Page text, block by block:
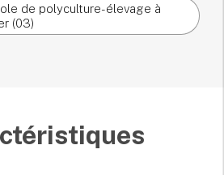
de polyculture-élevage à
(03)